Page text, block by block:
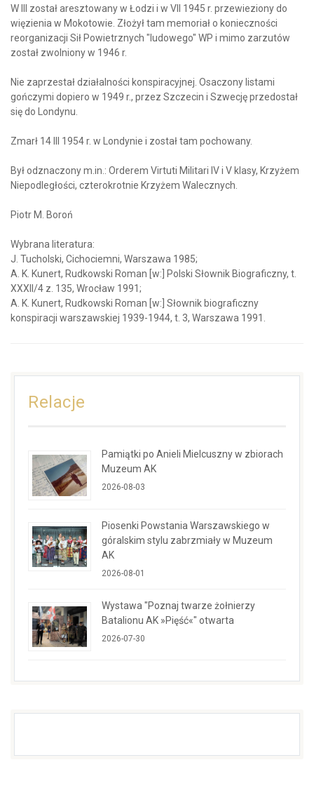
W III został aresztowany w Łodzi i w VII 1945 r. przewieziony do
więzienia w Mokotowie. Złożył tam memoriał o konieczności
reorganizacji Sił Powietrznych "ludowego" WP i mimo zarzutów
został zwolniony w 1946 r.
Nie zaprzestał działalności konspiracyjnej. Osaczony listami
gończymi dopiero w 1949 r., przez Szczecin i Szwecję przedostał
się do Londynu.
Zmarł 14 III 1954 r. w Londynie i został tam pochowany.
Był odznaczony m.in.: Orderem Virtuti Militari IV i V klasy, Krzyżem
Niepodległości, czterokrotnie Krzyżem Walecznych.
Piotr M. Boroń
Wybrana literatura:
J. Tucholski, Cichociemni, Warszawa 1985;
A. K. Kunert, Rudkowski Roman [w:] Polski Słownik Biograficzny, t.
XXXII/4 z. 135, Wrocław 1991;
A. K. Kunert, Rudkowski Roman [w:] Słownik biograficzny
konspiracji warszawskiej 1939-1944, t. 3, Warszawa 1991.
Relacje
Pamiątki po Anieli Mielcuszny w zbiorach
Muzeum AK
2026-08-03
Piosenki Powstania Warszawskiego w
góralskim stylu zabrzmiały w Muzeum
AK
2026-08-01
Wystawa "Poznaj twarze żołnierzy
Batalionu AK »Pięść«" otwarta
2026-07-30